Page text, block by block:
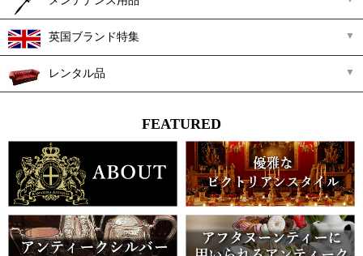
英国ブランド特集
レンタル品
FEATURED